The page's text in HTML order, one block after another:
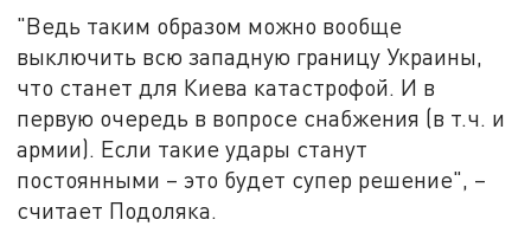
"Ведь таким образом можно вообще
выключить всю западную границу Украины,
что станет для Киева катастрофой. И в
первую очередь в вопросе снабжения (в т.ч. и
армии). Если такие удары станут
постоянными – это будет супер решение", –
считает Подоляка.